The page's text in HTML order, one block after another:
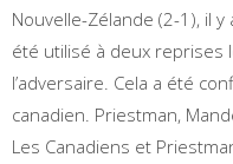
Nouvelle-Zélande (2-1), il
été utilisé à deux reprises
l’adversaire. Cela a été
canadien. Priestman,
Les Canadiens et